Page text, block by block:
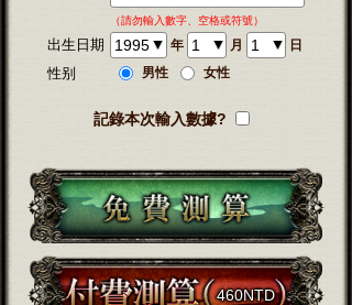
（請勿輸入數字、空格或符號）
出生日期 年 月 日
性别 男性 女性
記錄本次輸入數據?
460NTD